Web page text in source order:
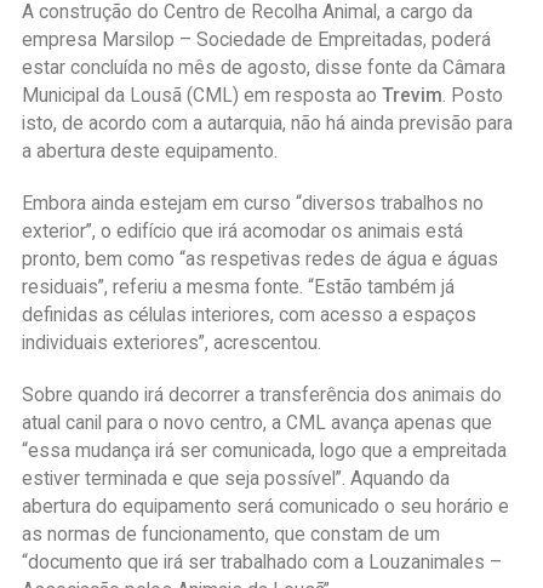
A construção do Centro de Recolha Animal, a cargo da
empresa Marsilop – Sociedade de Empreitadas, poderá
estar concluída no mês de agosto, disse fonte da Câmara
Municipal da Lousã (CML) em resposta ao Trevim. Posto
isto, de acordo com a autarquia, não há ainda previsão para
a abertura deste equipamento.
Embora ainda estejam em curso “diversos trabalhos no
exterior”, o edifício que irá acomodar os animais está
pronto, bem como “as respetivas redes de água e águas
residuais”, referiu a mesma fonte. “Estão também já
definidas as células interiores, com acesso a espaços
individuais exteriores”, acrescentou.
Sobre quando irá decorrer a transferência dos animais do
atual canil para o novo centro, a CML avança apenas que
“essa mudança irá ser comunicada, logo que a empreitada
estiver terminada e que seja possível”. Aquando da
abertura do equipamento será comunicado o seu horário e
as normas de funcionamento, que constam de um
“documento que irá ser trabalhado com a Louzanimales –